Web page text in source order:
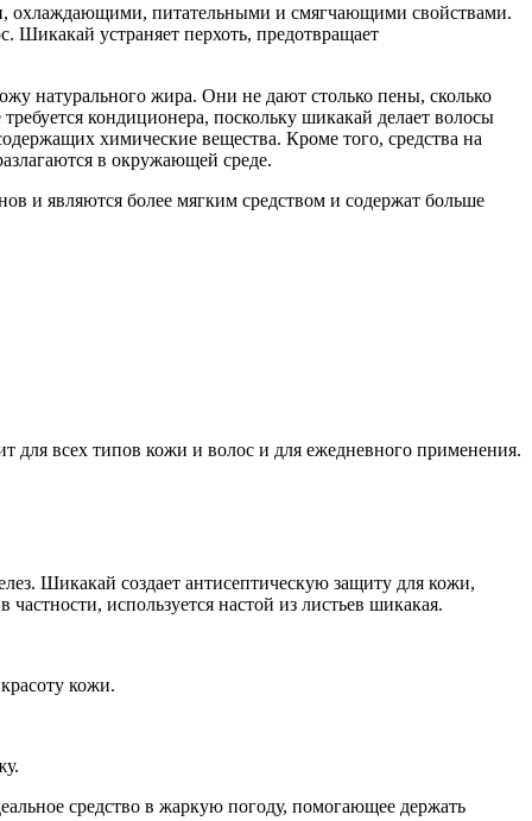
охлаждающими, питательными и смягчающими свойствами.
устраняет перхоть, предотвращает
натурального жира. Они не дают столько пены, сколько
кондиционера, поскольку шикакай делает волосы
химические вещества. Кроме того, средства на
в окружающей среде.
являются более мягким средством и содержат больше
для всех типов кожи и волос и для ежедневного применения.
Шикакай создает антисептическую защиту для кожи,
используется настой из листьев шикакая.
кожи.
средство в жаркую погоду, помогающее держать